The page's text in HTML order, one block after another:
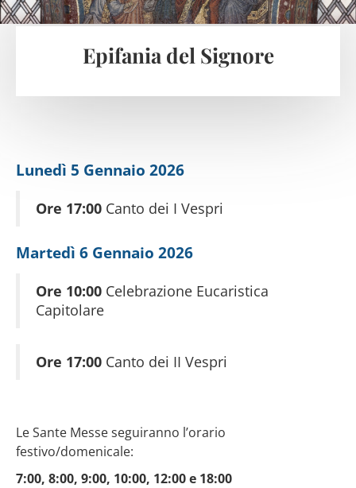
Epifania del Signore
Lunedì 5 Gennaio 2026
Ore 17:00 Canto dei I Vespri
Martedì 6 Gennaio 2026
Ore 10:00 Celebrazione Eucaristica
Capitolare
Ore 17:00 Canto dei II Vespri
Le Sante Messe seguiranno l’orario
festivo/domenicale:
7:00, 8:00, 9:00, 10:00, 12:00 e 18:00